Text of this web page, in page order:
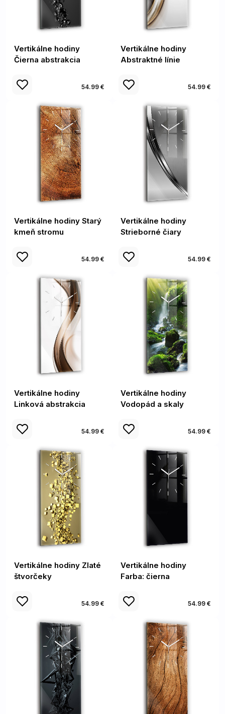
Vertikálne hodiny
Čierna abstrakcia
54.99 €
Vertikálne hodiny
Abstraktné línie
54.99 €
Vertikálne hodiny Starý
kmeň stromu
54.99 €
Vertikálne hodiny
Strieborné čiary
54.99 €
Vertikálne hodiny
Linková abstrakcia
54.99 €
Vertikálne hodiny
Vodopád a skaly
54.99 €
Vertikálne hodiny Zlaté
štvorčeky
54.99 €
Vertikálne hodiny
Farba: čierna
54.99 €